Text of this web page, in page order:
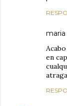
maria
en